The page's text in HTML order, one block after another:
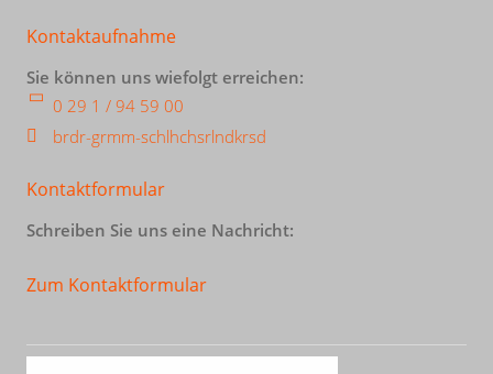
Kontaktaufnahme
Sie können uns wiefolgt erreichen:
0 29 1 / 94 59 00
brdr-grmm-schlhchsrlndkrsd
Kontaktformular
Schreiben Sie uns eine Nachricht:
Zum Kontaktformular